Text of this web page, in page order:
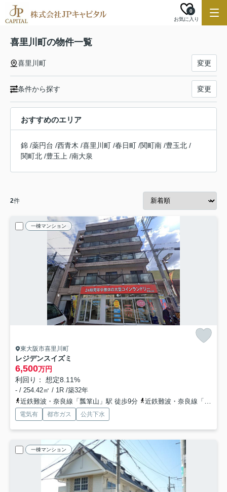
お気に入り
0
喜里川町の物件一覧
喜里川町 変更
条件から探す 変更
おすすめのエリア
錦 /薬円台 /西青木 /喜里川町 /春日町 /関町南 /豊玉北 /
関町北 /豊玉上 /南大泉
2件
一棟マンション
東大阪市喜里川町
レジデンスイズミ
6,500万円
利回り： 想定8.11%
- / 254.42㎡ / 1R /築32年
近鉄難波・奈良線「瓢箪山」駅 徒歩9分
近鉄難波・奈良線「枚岡」駅 徒歩13分
電気有 都市ガス 公共下水
一棟マンション